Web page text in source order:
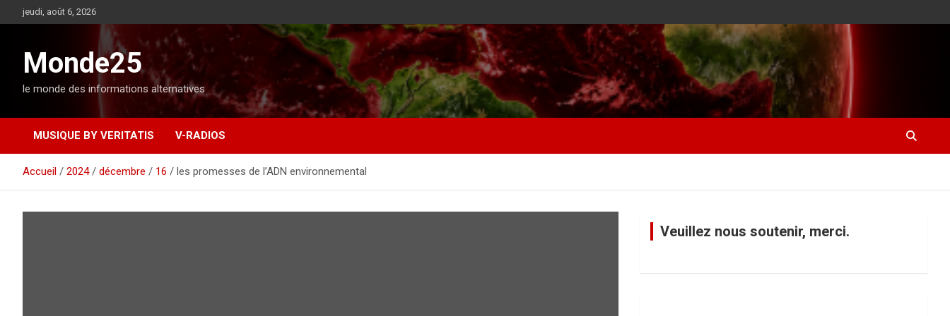
l
t
jeudi, août 6, 2026
Monde25
le monde des informations alternatives
MUSIQUE BY VERITATIS V-RADIOS
Accueil 2024 décembre 16 les promesses de l’ADN environnemental
Veuillez nous soutenir, merci.